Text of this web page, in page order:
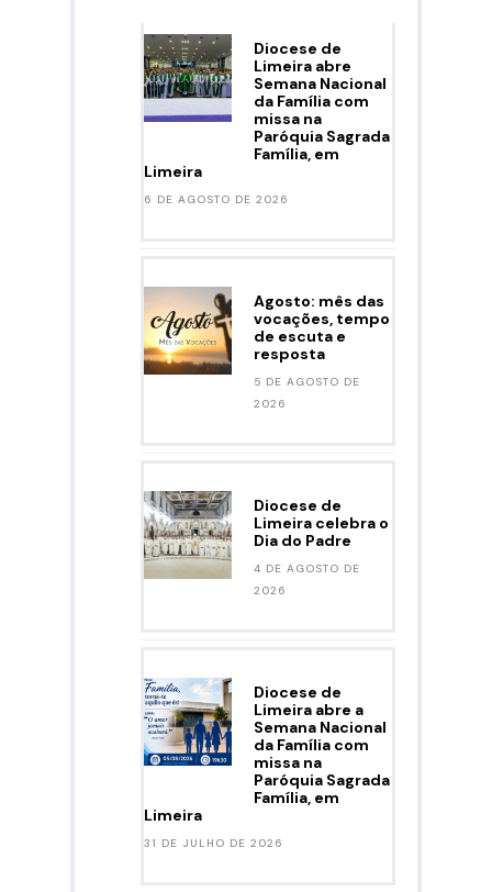
Diocese de
Limeira abre
Semana Nacional
da Família com
missa na
Paróquia Sagrada
Família, em
Limeira
6 DE AGOSTO DE 2026
Agosto: mês das
vocações, tempo
de escuta e
resposta
5 DE AGOSTO DE
2026
Diocese de
Limeira celebra o
Dia do Padre
4 DE AGOSTO DE
2026
Diocese de
Limeira abre a
Semana Nacional
da Família com
missa na
Paróquia Sagrada
Família, em
Limeira
31 DE JULHO DE 2026